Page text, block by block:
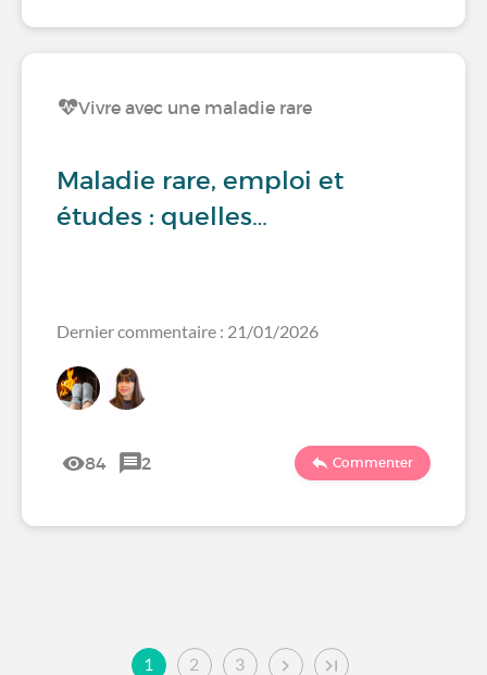
Vivre avec une maladie rare
Maladie rare, emploi et
études : quelles…
Dernier commentaire : 21/01/2026
84 2 Commenter
1 2 3